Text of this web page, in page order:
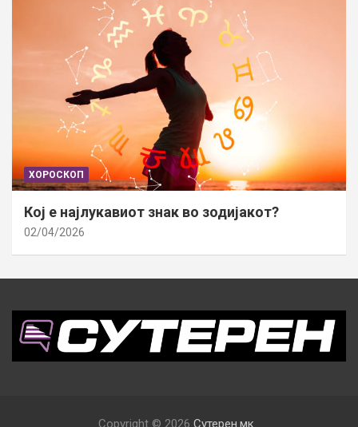
ХОРОСКОП
Кој е најлукавиот знак во зодијакот?
02/04/2026
Copyright © 2026 Сутерен.мк